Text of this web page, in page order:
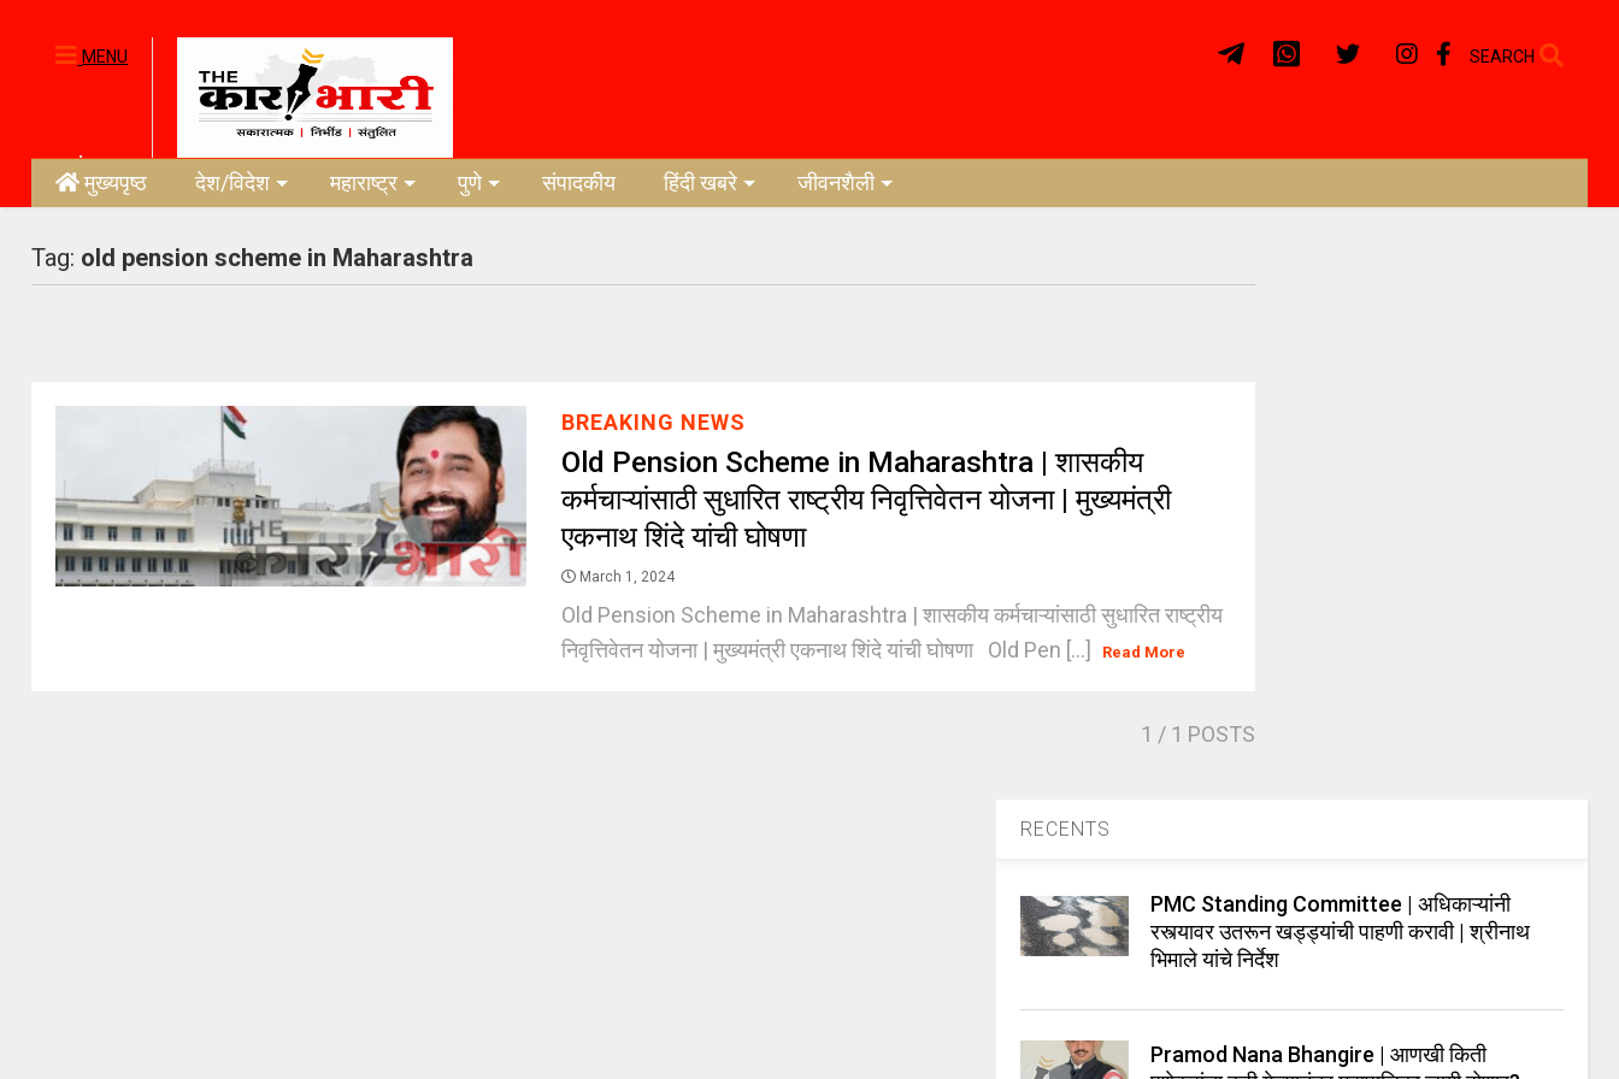
MENU SEARCH
मुख्यपृष्ठ देश/विदेश महाराष्ट्र पुणे संपादकीय हिंदी खबरे जीवनशैली
Tag: old pension scheme in Maharashtra
BREAKING NEWS
Old Pension Scheme in Maharashtra | शासकीय
कर्मचाऱ्यांसाठी सुधारित राष्ट्रीय निवृत्तिवेतन योजना | मुख्यमंत्री
एकनाथ शिंदे यांची घोषणा
March 1, 2024
Old Pension Scheme in Maharashtra | शासकीय कर्मचाऱ्यांसाठी सुधारित राष्ट्रीय
निवृत्तिवेतन योजना | मुख्यमंत्री एकनाथ शिंदे यांची घोषणा Old Pen [...]
Read More
1 / 1 POSTS
RECENTS
PMC Standing Committee | अधिकाऱ्यांनी
रस्त्यावर उतरून खड्ड्यांची पाहणी करावी | श्रीनाथ
भिमाले यांचे निर्देश
Pramod Nana Bhangire | आणखी किती